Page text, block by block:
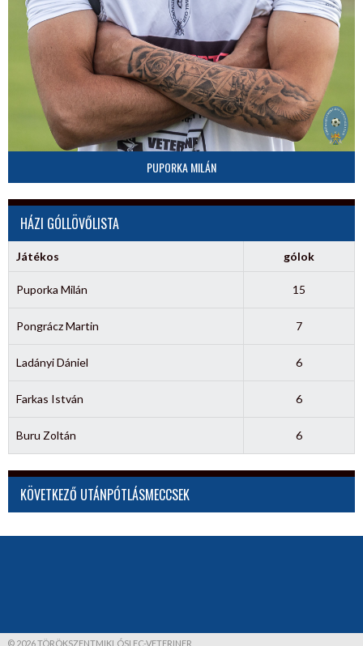
PUPORKA MILÁN
HÁZI GÓLLÖVŐLISTA
Játékos gólok
Puporka Milán 15
Pongrácz Martin 7
Ladányi Dániel 6
Farkas István 6
Buru Zoltán 6
KÖVETKEZŐ UTÁNPÓTLÁSMECCSEK
© 2026 TÖRÖKSZENTMIKLÓSI FC-VETERINER